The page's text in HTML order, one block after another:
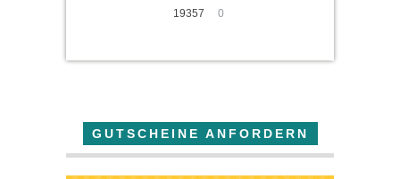
19357 0
GUTSCHEINE ANFORDERN